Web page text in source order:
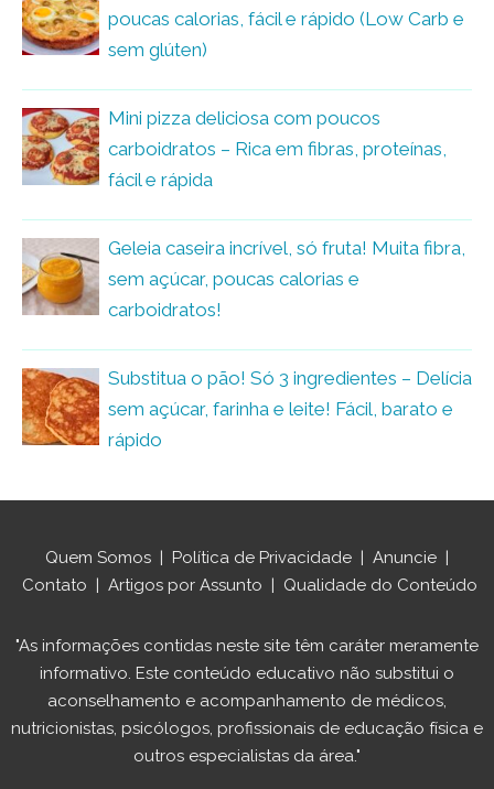
poucas calorias, fácil e rápido (Low Carb e
sem glúten)
Mini pizza deliciosa com poucos
carboidratos – Rica em fibras, proteínas,
fácil e rápida
Geleia caseira incrível, só fruta! Muita fibra,
sem açúcar, poucas calorias e
carboidratos!
Substitua o pão! Só 3 ingredientes – Delícia
sem açúcar, farinha e leite! Fácil, barato e
rápido
Quem Somos Política de Privacidade Anuncie
Contato
Artigos por Assunto Qualidade do Conteúdo
"As informações contidas neste site têm caráter meramente
informativo. Este conteúdo educativo não substitui o
aconselhamento e acompanhamento de médicos,
nutricionistas, psicólogos, profissionais de educação física e
outros especialistas da área."